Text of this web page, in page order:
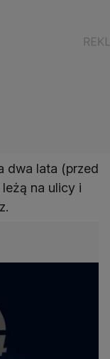
dwa lata (przed
na ulicy i